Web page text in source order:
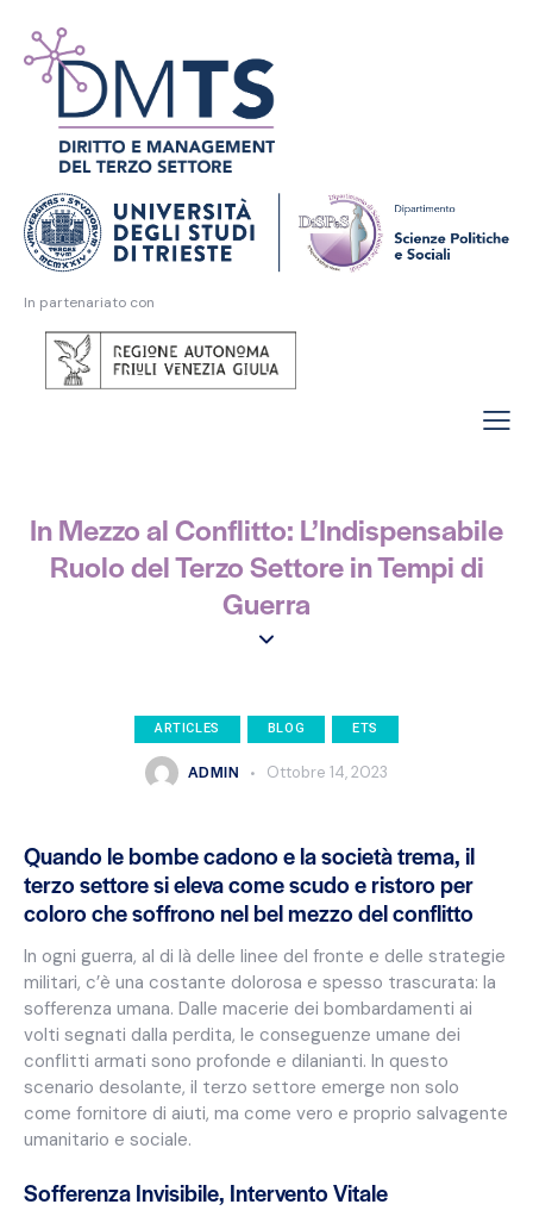
In partenariato con
In Mezzo al Conflitto: L’Indispensabile
Ruolo del Terzo Settore in Tempi di
Guerra
ARTICLES BLOG ETS
ADMIN Ottobre 14, 2023
Quando le bombe cadono e la società trema, il
terzo settore si eleva come scudo e ristoro per
coloro che soffrono nel bel mezzo del conflitto
In ogni guerra, al di là delle linee del fronte e delle strategie
militari, c’è una costante dolorosa e spesso trascurata: la
sofferenza umana. Dalle macerie dei bombardamenti ai
volti segnati dalla perdita, le conseguenze umane dei
conflitti armati sono profonde e dilanianti. In questo
scenario desolante, il terzo settore emerge non solo
come fornitore di aiuti, ma come vero e proprio salvagente
umanitario e sociale.
Sofferenza Invisibile, Intervento Vitale